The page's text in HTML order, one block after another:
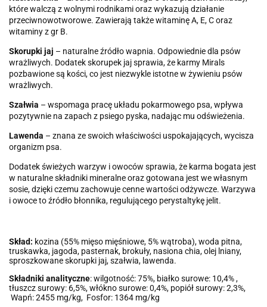
które walczą z wolnymi rodnikami oraz wykazują działanie
przeciwnowotworowe. Zawierają także witaminę A, E, C oraz
witaminy z gr B.
Skorupki jaj – naturalne źródło wapnia. Odpowiednie dla psów
wrażliwych. Dodatek skorupek jaj sprawia, że karmy Mirals
pozbawione są kości, co jest niezwykle istotne w żywieniu psów
wrażliwych.
Szałwia – wspomaga pracę układu pokarmowego psa, wpływa
pozytywnie na zapach z psiego pyska, nadając mu odświeżenia.
Lawenda – znana ze swoich właściwości uspokajających, wycisza
organizm psa.
Dodatek świeżych warzyw i owoców sprawia, że karma bogata jest
w naturalne składniki mineralne oraz gotowana jest we własnym
sosie, dzięki czemu zachowuje cenne wartości odżywcze. Warzywa
i owoce to źródło błonnika, regulującego perystaltykę jelit.
Skład: kozina (55% mięso mięśniowe, 5% wątroba), woda pitna,
truskawka, jagoda, pasternak, brokuły, nasiona chia, olej lniany,
sproszkowane skorupki jaj, szałwia, lawenda.
Składniki analityczne: wilgotność: 75%, białko surowe: 10,4% ,
tłuszcz surowy: 6,5%, włókno surowe: 0,4%, popiół surowy: 2,3%,
Wapń: 2455 mg/kg, Fosfor: 1364 mg/kg